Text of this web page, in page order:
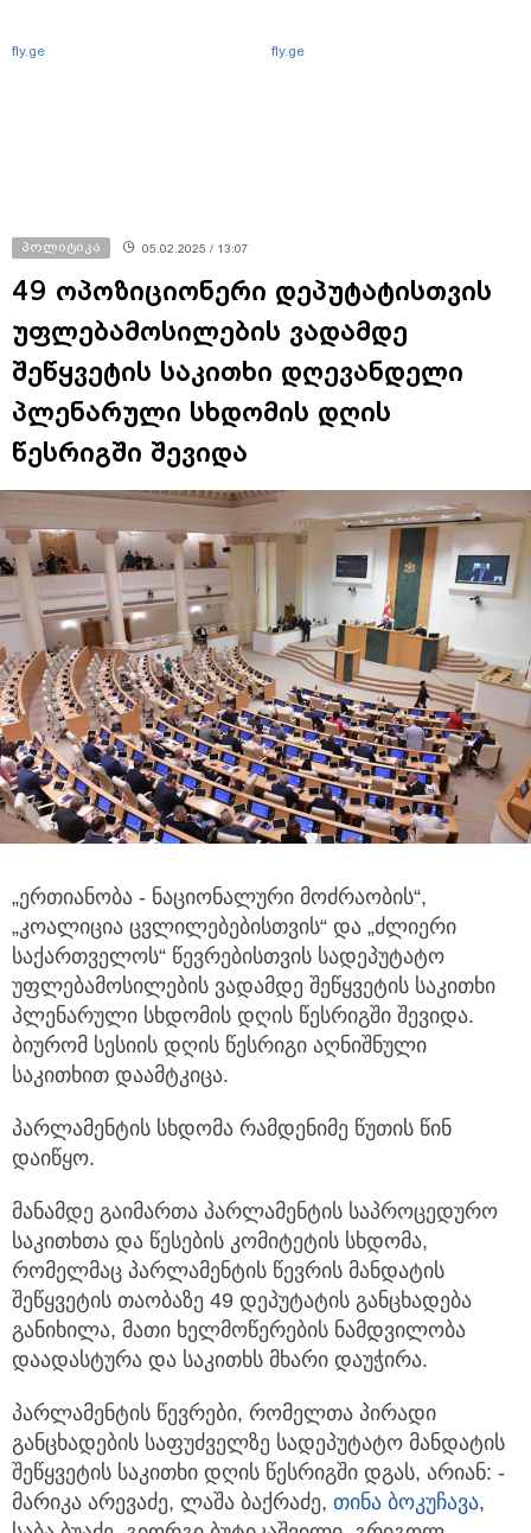
fly.ge fly.ge
პოლიტიკა 05.02.2025 / 13:07
49 ოპოზიციონერი დეპუტატისთვის
უფლებამოსილების ვადამდე
შეწყვეტის საკითხი დღევანდელი
პლენარული სხდომის დღის
წესრიგში შევიდა
„ერთიანობა - ნაციონალური მოძრაობის“,
„კოალიცია ცვლილებებისთვის“ და „ძლიერი
საქართველოს“ წევრებისთვის სადეპუტატო
უფლებამოსილების ვადამდე შეწყვეტის საკითხი
პლენარული სხდომის დღის წესრიგში შევიდა.
ბიურომ სესიის დღის წესრიგი აღნიშნული
საკითხით დაამტკიცა.
პარლამენტის სხდომა რამდენიმე წუთის წინ
დაიწყო.
მანამდე გაიმართა პარლამენტის საპროცედურო
საკითხთა და წესების კომიტეტის სხდომა,
რომელმაც პარლამენტის წევრის მანდატის
შეწყვეტის თაობაზე 49 დეპუტატის განცხადება
განიხილა, მათი ხელმოწერების ნამდვილობა
დაადასტურა და საკითხს მხარი დაუჭირა.
პარლამენტის წევრები, რომელთა პირადი
განცხადების საფუძველზე სადეპუტატო მანდატის
შეწყვეტის საკითხი დღის წესრიგში დგას, არიან: -
მარიკა არევაძე, ლაშა ბაქრაძე, თინა ბოკუჩავა,